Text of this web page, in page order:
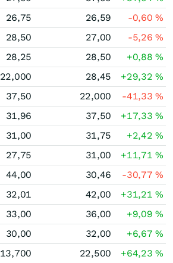
26,75 26,59 -0,60%
28,50 27,00 -5,26%
28,25 28,50 +0,88%
22,000 28,45 +29,32%
37,50 22,000 -41,33%
31,96 37,50 +17,33%
31,00 31,75 +2,42%
27,75 31,00 +11,71%
44,00 30,46 -30,77%
32,01 42,00 +31,21%
33,00 36,00 +9,09%
30,00 32,00 +6,67%
13,700 22,500 +64,23%